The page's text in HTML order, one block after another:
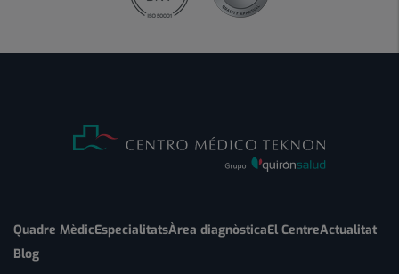
Quadre MèdicEspecialitatsÀrea diagnòsticaEl CentreActualitat
Blog